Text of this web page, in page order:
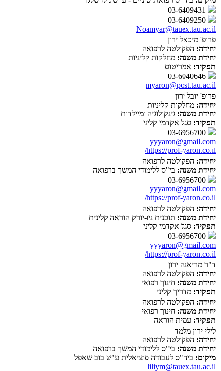
Noamyar@tauex.tau.ac.il
פרופ' מיכאל ירון
יחידה: הפקולטה לרפואה
יחידת משנה: מחלקות קליניות
תפקיד: אמריטוס
myaron@post.tau.ac.il
פרופ' יובל ירון
יחידה: מחלקות קליניות
יחידת משנה: גינקולוגיה ומיילדות
תפקיד: סגל אקדמי קליני
yyyaron@gmail.com
https://prof-yaron.co.il/
יחידה: הפקולטה לרפואה
יחידת משנה: בי"ס ללימודי המשך ברפואה
yyyaron@gmail.com
https://prof-yaron.co.il/
יחידה: הפקולטה לרפואה
יחידת משנה: תוכנית ניו-יורק הוראה קלינית
תפקיד: סגל אקדמי קליני
yyyaron@gmail.com
https://prof-yaron.co.il/
ד"ר מריאנה ירון
יחידה: הפקולטה לרפואה
יחידת משנה: חינוך רפואי
תפקיד: מדריך קליני
יחידה: הפקולטה לרפואה
יחידת משנה: חינוך רפואי
תפקיד: עמית הוראה
לילי ירון מלמד
יחידה: הפקולטה לרפואה
יחידת משנה: בי"ס ללימודי המשך ברפואה
מיקום: ביה"ס לעבודה סוציאלית ע"ש בוב שאפל
liliym@tauex.tau.ac.il